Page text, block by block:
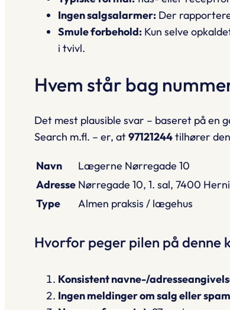
Ingen salgs­alarmer:Der
Smule forbehold:Kun selve
i tvivl.
Hvem står bag
Det mestplausible svar – baseret på en
Search m.fl. – er, at97121244tilhører
Navn
Lægerne Nørregade 10
Adresse Nørregade 10, 1. sal, 7400
Type
Almen praksis / lægehus
Hvorfor peger pilen på denne
Konsistent navne-/
Ingen meldinger om salg eller spam